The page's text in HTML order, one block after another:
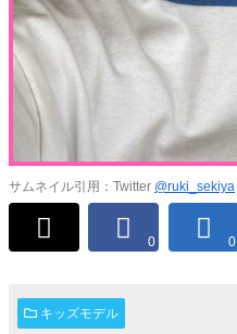
サムネイル引用：Twitter @ruki_sekiya
0 0
キッズモデル